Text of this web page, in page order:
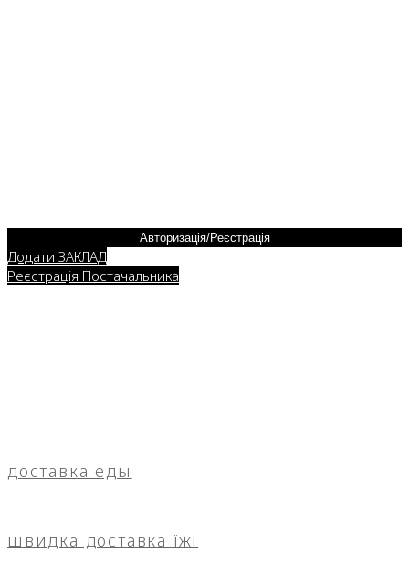
Авторизація/Реєстрація
Додати ЗАКЛАД
Реєстрація Постачальника
доставка еды
швидка доставка їжі